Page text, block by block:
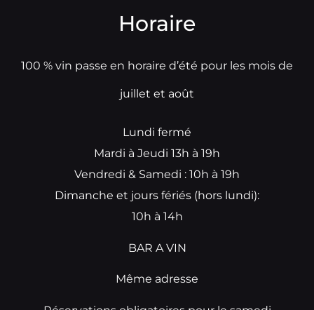
Horaire
100 % vin passe en horaire d’été pour les mois de
juillet et août
Lundi fermé
Mardi à Jeudi 13h à 19h
Vendredi & Samedi : 10h à 19h
Dimanche et jours fériés (hors lundi):
10h à 14h
BAR A VIN
Même adresse